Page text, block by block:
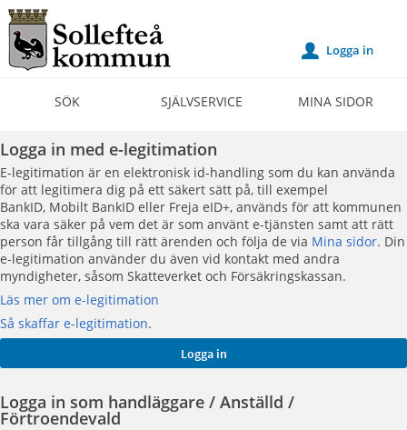
Välkommen
till
Självservice
Sollefteå
kommun
SÖK SJÄLVSERVICE MINA SIDOR
u Logga in
Logga in med e-legitimation
E-legitimation är en elektronisk id-handling som du kan använda
för att legitimera dig på ett säkert sätt på, till exempel
BankID, Mobilt BankID eller Freja eID+, används för att kommunen
ska vara säker på vem det är som använt e-tjänsten samt att rätt
person får tillgång till rätt ärenden och följa de via Mina sidor. Din
e-legitimation använder du även vid kontakt med andra
myndigheter, såsom Skatteverket och Försäkringskassan.
Läs mer om e-legitimation
Så skaffar e-legitimation.
Logga in som handläggare / Anställd /
Förtroendevald